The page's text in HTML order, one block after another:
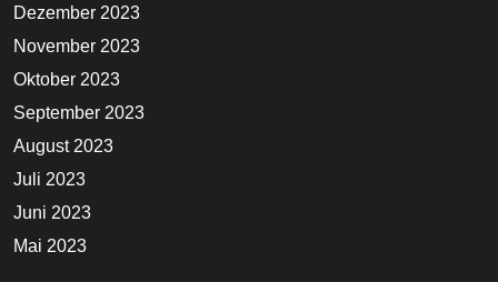
Dezember 2023
November 2023
Oktober 2023
September 2023
August 2023
Juli 2023
Juni 2023
Mai 2023